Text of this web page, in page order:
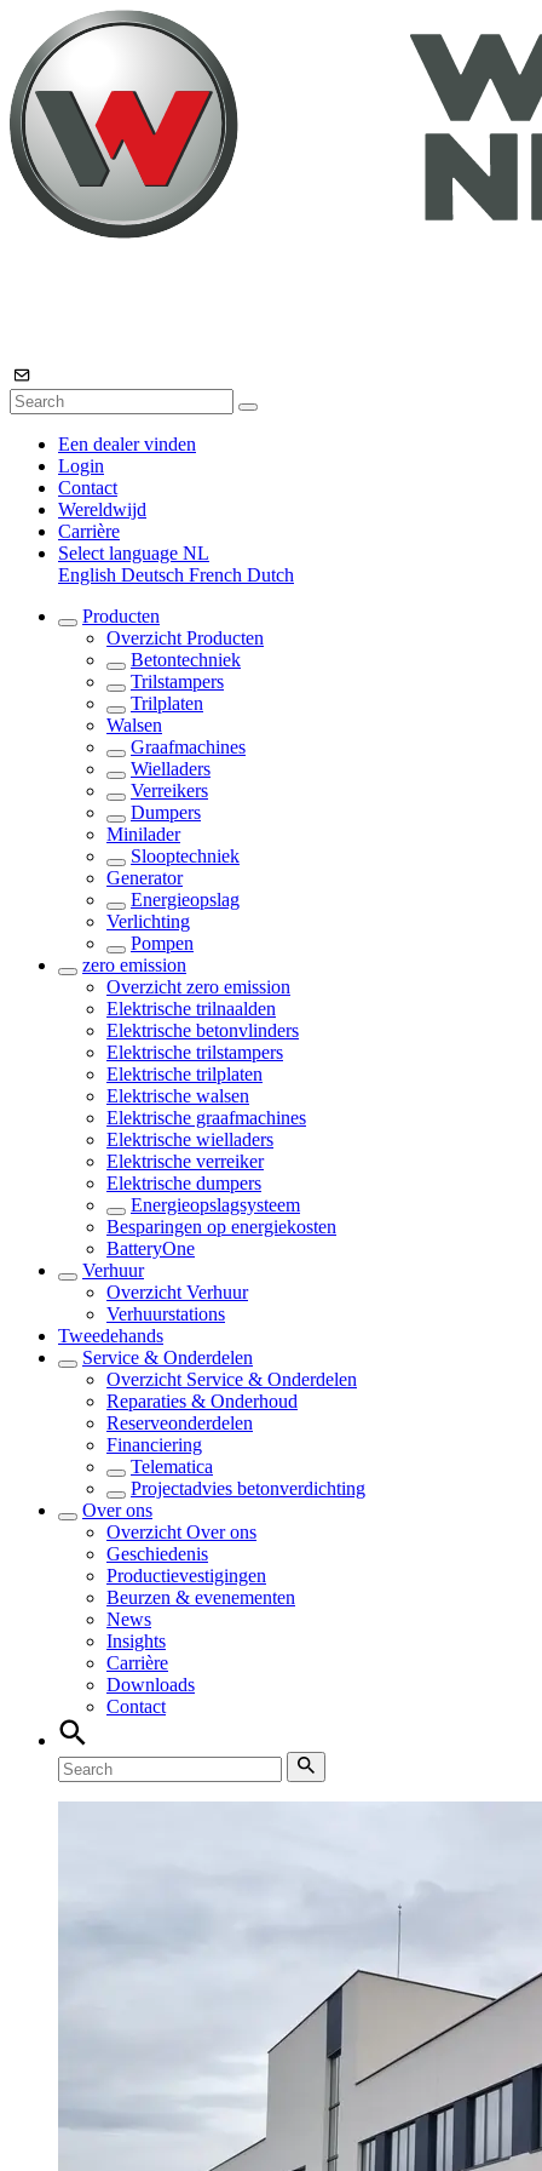
Een dealer vinden
Login
Contact
Wereldwijd
Carrière
Select language NL
English Deutsch French Dutch
Producten
Overzicht Producten
Betontechniek
Trilstampers
Trilplaten
Walsen
Graafmachines
Wielladers
Verreikers
Dumpers
Minilader
Slooptechniek
Generator
Energieopslag
Verlichting
Pompen
zero emission
Overzicht zero emission
Elektrische trilnaalden
Elektrische betonvlinders
Elektrische trilstampers
Elektrische trilplaten
Elektrische walsen
Elektrische graafmachines
Elektrische wielladers
Elektrische verreiker
Elektrische dumpers
Energieopslagsysteem
Besparingen op energiekosten
BatteryOne
Verhuur
Overzicht Verhuur
Verhuurstations
Tweedehands
Service & Onderdelen
Overzicht Service & Onderdelen
Reparaties & Onderhoud
Reserveonderdelen
Financiering
Telematica
Projectadvies betonverdichting
Over ons
Overzicht Over ons
Geschiedenis
Productievestigingen
Beurzen & evenementen
News
Insights
Carrière
Downloads
Contact